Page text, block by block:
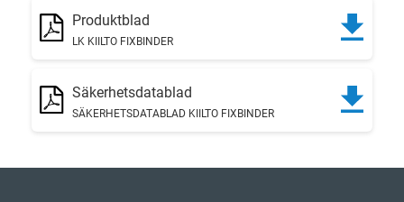
Produktblad
LK KIILTO FIXBINDER
Säkerhetsdatablad
SÄKERHETSDATABLAD KIILTO FIXBINDER